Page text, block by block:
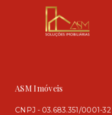
ASM Imóveis
CNPJ - 03.683.351/0001-32